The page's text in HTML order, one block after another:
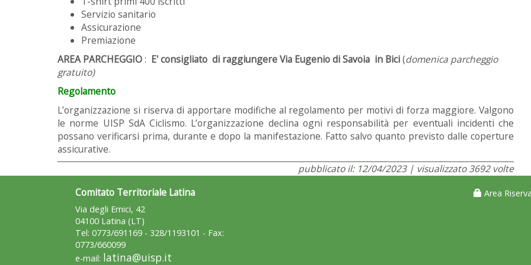
Servizio sanitario
Assicurazione
Premiazione
AREA PARCHEGGIO: E' consigliato di raggiungere Via Eugenio di Savoia in Bici(domenica parcheggio
gratuito)
Regolamento
L’organizzazione si riserva di apportare modifiche al regolamento per motivi di forza maggiore. Valgono
le norme UISP SdA Ciclismo. L’organizzazione declina ogni responsabilità per eventuali incidenti che
possano verificarsi prima, durante e dopo la manifestazione. Fatto salvo quanto previsto dalle coperture
assicurative.
pubblicato il: 12/04/2023 | visualizzato 3692 volte
Comitato Territoriale Latina
Via degli Ernici, 42
04100 Latina (LT)
Tel: 0773/691169 - 328/1193101 - Fax:
0773/660099
e-mail: latina@uisp.it
Area